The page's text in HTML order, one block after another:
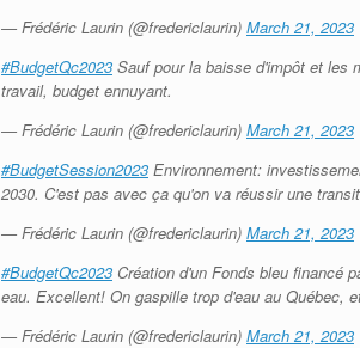
— Frédéric Laurin (@fredericlaurin) March 21, 2023
#BudgetQc2023 Sauf pour la baisse d'impôt et les
travail, budget ennuyant.
— Frédéric Laurin (@fredericlaurin) March 21, 2023
#BudgetSession2023 Environnement:
2030. C'est pas avec ça qu'on va réussir une
— Frédéric Laurin (@fredericlaurin) March 21, 2023
#BudgetQc2023 Création d'un Fonds bleu financé
eau. Excellent! On gaspille trop d'eau au Québec,
— Frédéric Laurin (@fredericlaurin) March 21, 2023